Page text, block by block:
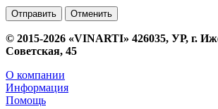
Отменить
© 2015-2026 «VINARTI» 426035, УР, г.
Советская, 45
О компании
Информация
Помощь